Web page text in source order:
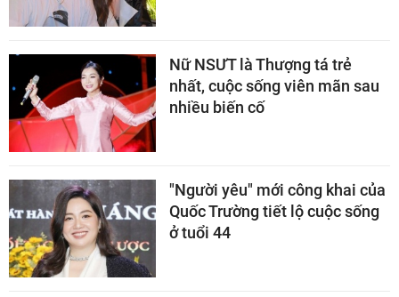
Nữ NSƯT là Thượng tá trẻ
nhất, cuộc sống viên mãn sau
nhiều biến cố
"Người yêu" mới công khai của
Quốc Trường tiết lộ cuộc sống
ở tuổi 44